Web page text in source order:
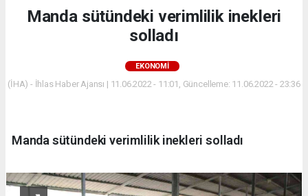
Manda sütündeki verimlilik inekleri
solladı
EKONOMİ
(İHA) - İhlas Haber Ajansı | 11.06.2022 - 11:01, Güncelleme: 11.06.2022 - 23:36
Manda sütündeki verimlilik inekleri solladı